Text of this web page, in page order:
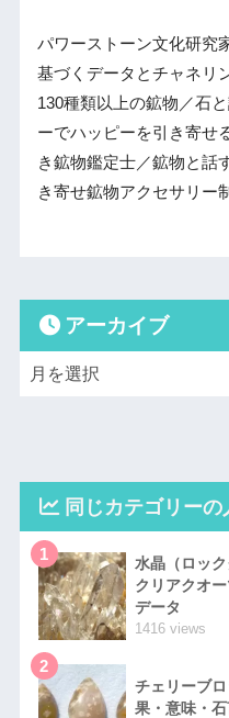
パワーストーン文化研究
基づくデータとチャネリ
130種類以上の鉱物／石
ーでハッピーを引き寄せ
き鉱物鑑定士／鉱物と話
き寄せ鉱物アクセサリー
アーカイブ
同じカテゴリーの
1
水晶（ロッ
クリアクオ
データ
1416 views
2
チェリーブ
果・意味・